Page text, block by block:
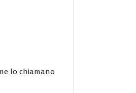
lo chiamano